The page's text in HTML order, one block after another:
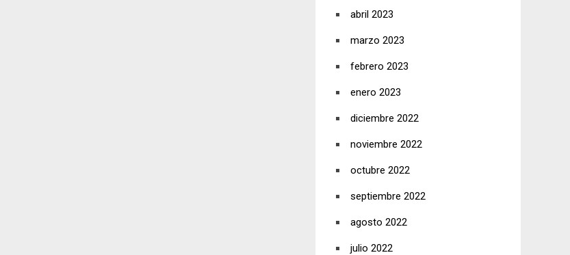
abril 2023
marzo 2023
febrero 2023
enero 2023
diciembre 2022
noviembre 2022
octubre 2022
septiembre 2022
agosto 2022
julio 2022